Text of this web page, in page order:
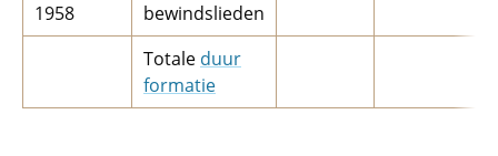
1958
bewindslieden
Totale duur
formatie